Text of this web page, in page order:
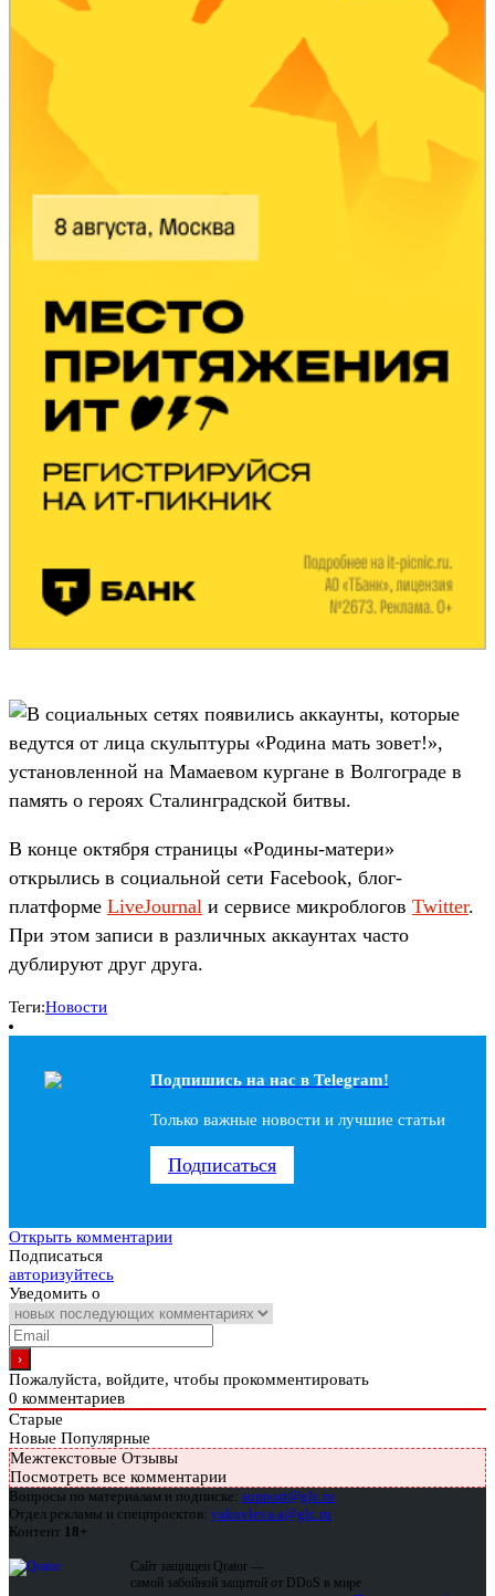
В социальных сетях появились аккаунты, которые
ведутся от лица скульптуры «Родина мать зовет!»,
установленной на Мамаевом кургане в Волгограде в
память о героях Сталинградской битвы.
В конце октября страницы «Родины-матери»
открылись в социальной сети Facebook, блог-
платформе LiveJournal и сервисе микроблогов Twitter.
При этом записи в различных аккаунтах часто
дублируют друг друга.
Теги:Новости
Подпишись на наc в Telegram!
Только важные новости и лучшие статьи
Подписаться
Открыть комментарии
Подписаться
авторизуйтесь
Уведомить о
Пожалуйста, войдите, чтобы прокомментировать
0 комментариев
Старые
Новые Популярные
Межтекстовые Отзывы
Посмотреть все комментарии
Вопросы по материалам и подписке: support@glc.ru
Отдел рекламы и спецпроектов: yakovleva.a@glc.ru
Контент 18+
Сайт защищен Qrator —
самой забойной защитой от DDoS в мире